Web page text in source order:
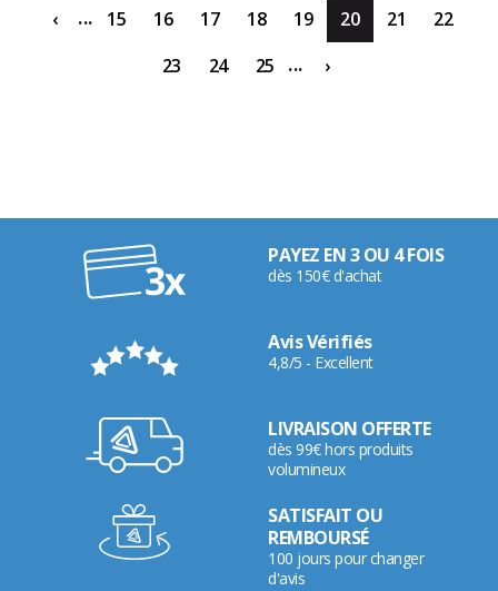
‹ ... 15 16 17 18 19 20 21
22
23
24 25 ... ›
PAYEZ EN 3 OU 4 FOIS
dès 150€ d'achat
Avis Vérifiés
4,8/5 - Excellent
LIVRAISON OFFERTE
dès 99€ hors produits
volumineux
SATISFAIT OU
REMBOURSÉ
100 jours pour changer
d'avis